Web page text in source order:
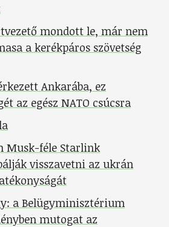
mondott le, már nem
a kerékpáros szövetség
Ankarába, ez
az egész NATO csúcsra
Musk-féle Starlink
visszavetni az ukrán
a Belügyminisztérium
mutogat az